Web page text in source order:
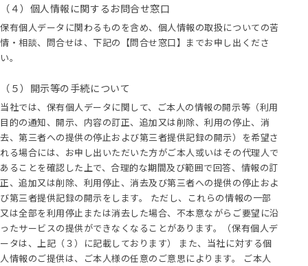
（４）個人情報に関するお問合せ窓口
保有個人データに関わるものを含め、個人情報の取扱についての苦
情・相談、問合せは、下記の【問合せ窓口】までお申し出くださ
い。
（５）開示等の手続について
当社では、保有個人データに関して、ご本人の情報の開示等（利用
目的の通知、開示、内容の訂正、追加又は削除、利用の停止、消
去、第三者への提供の停止および第三者提供記録の開示）を希望さ
れる場合には、お申し出いただいた方がご本人或いはその代理人で
あることを確認した上で、合理的な期間及び範囲で回答、情報の訂
正、追加又は削除、利用停止、消去及び第三者への提供の停止およ
び第三者提供記録の開示をします。 ただし、これらの情報の一部
又は全部を利用停止または消去した場合、不本意ながらご要望に沿
ったサービスの提供ができなくなることがあります。（保有個人デ
ータは、上記（３）に記載しております） また、当社に対する個
人情報のご提供は、ご本人様の任意のご意思によります。 ご本人